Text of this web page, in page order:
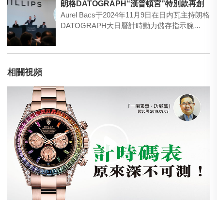
Aurel Bacs于2024年11月9日在日内瓦主持朗格
DATOGRAPH大日曆計時動力儲存指示腕…
相關視頻